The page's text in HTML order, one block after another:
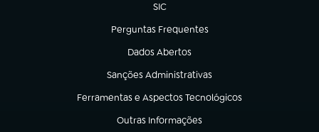
SIC
(abre em nova aba)
Perguntas Frequentes
(abre em nova aba)
Dados Abertos
(abre em nova aba)
Sanções Administrativas
(abre em nova aba)
Ferramentas e Aspectos Tecnológicos
(abre em nova aba)
Outras Informações
(abre em nova aba)